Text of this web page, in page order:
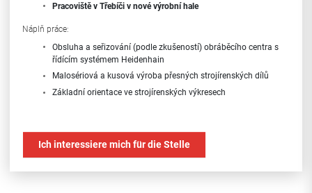
Pracoviště v Třebíči v nové výrobní hale
Náplň práce:
Obsluha a seřizování (podle zkušeností) obráběcího centra s
řídícím systémem Heidenhain
Malosériová a kusová výroba přesných strojírenských dílů
Základní orientace ve strojírenských výkresech
Předchozí zkušenost alespoň s výměnou dílů na obráběcích
strojích
Ich interessiere mich für die Stelle